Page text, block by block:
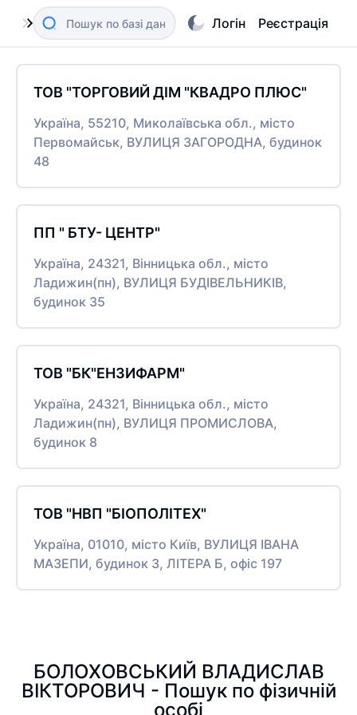
Логін Реєстрація
ТОВ "ТОРГОВИЙ ДІМ "КВАДРО ПЛЮС"
Україна, 55210, Миколаївська обл., місто
Первомайськ, ВУЛИЦЯ ЗАГОРОДНА, будинок
48
ПП " БТУ- ЦЕНТР"
Україна, 24321, Вінницька обл., місто
Ладижин(пн), ВУЛИЦЯ БУДІВЕЛЬНИКІВ,
будинок 35
ТОВ "БК"ЕНЗИФАРМ"
Україна, 24321, Вінницька обл., місто
Ладижин(пн), ВУЛИЦЯ ПРОМИСЛОВА,
будинок 8
ТОВ "НВП "БІОПОЛІТЕХ"
Україна, 01010, місто Київ, ВУЛИЦЯ ІВАНА
МАЗЕПИ, будинок 3, ЛІТЕРА Б, офіс 197
БОЛОХОВСЬКИЙ ВЛАДИСЛАВ
ВІКТОРОВИЧ - Пошук по фізичній
особі